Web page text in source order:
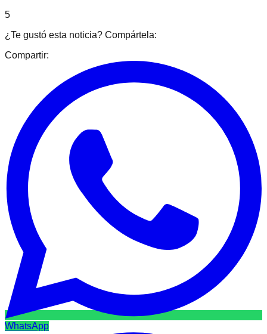
5
¿Te gustó esta noticia? Compártela:
Compartir:
WhatsApp